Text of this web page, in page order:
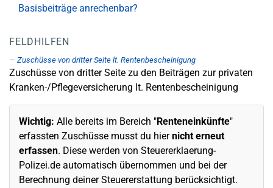
Basisbeiträge anrechenbar?
FELDHILFEN
Zuschüsse von dritter Seite lt. Rentenbescheinigung
Zuschüsse von dritter Seite zu den Beiträgen zur privaten
Kranken-/Pflegeversicherung lt. Rentenbescheinigung
Wichtig: Alle bereits im Bereich "Renteneinkünfte"
erfassten Zuschüsse musst du hiernicht erneut
erfassen. Diese werden von Steuererklaerung-
Polizei.de automatisch übernommen und bei der
Berechnung deiner Steuererstattung berücksichtigt.